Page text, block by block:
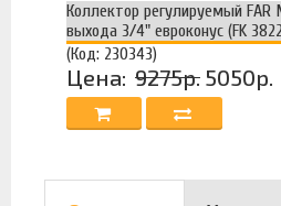
Коллектор регулируемый
выхода 3/4" евроконус (FK
(Код: 230343)
Цена: 9275р. 5050р.